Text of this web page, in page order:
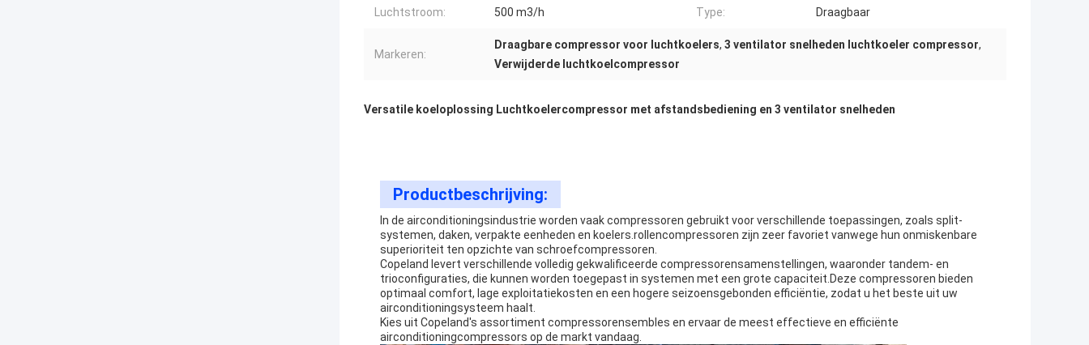
Luchtstroom: 500 m3/h Type: Draagbaar
Markeren:
Draagbare compressor voor luchtkoelers, 3 ventilator snelheden luchtkoeler compressor,
Verwijderde luchtkoelcompressor
Versatile koeloplossing Luchtkoelercompressor met afstandsbediening en 3 ventilator snelheden
Productbeschrijving:
In de airconditioningsindustrie worden vaak compressoren gebruikt voor verschillende toepassingen, zoals split-
systemen, daken, verpakte eenheden en koelers.rollencompressoren zijn zeer favoriet vanwege hun onmiskenbare
superioriteit ten opzichte van schroefcompressoren.
Copeland levert verschillende volledig gekwalificeerde compressorensamenstellingen, waaronder tandem- en
trioconfiguraties, die kunnen worden toegepast in systemen met een grote capaciteit.Deze compressoren bieden
optimaal comfort, lage exploitatiekosten en een hogere seizoensgebonden efficiëntie, zodat u het beste uit uw
airconditioningsysteem haalt.
Kies uit Copeland's assortiment compressorensembles en ervaar de meest effectieve en efficiënte
airconditioningcompressors op de markt vandaag.